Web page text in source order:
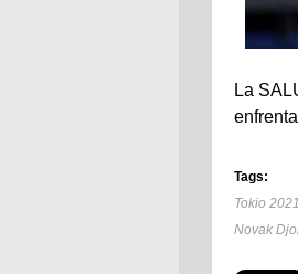
La
Tags:
Tokio 2021
Novak